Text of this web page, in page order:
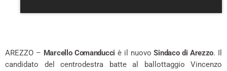
AREZZO – Marcello Comanducci è il nuovoSindaco di Arezzo. Il
candidato del centrodestra batte al ballottaggio Vincenzo